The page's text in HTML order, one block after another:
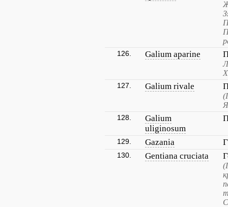
126. Galium aparine
127. Galium rivale
128.
Galium
uliginosum
129. Gazania
130. Gentiana cruciata